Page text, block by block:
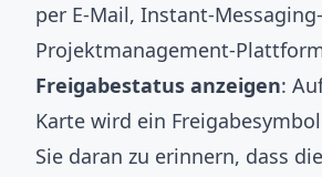
per E-Mail, Instant-
Projektmanagement-
Freigabestatus anzeigen:
Karte wird ein
Sie daran zu erinnern, dass